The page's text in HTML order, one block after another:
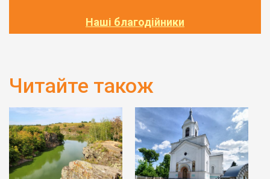
Наші благодійники
Читайте також